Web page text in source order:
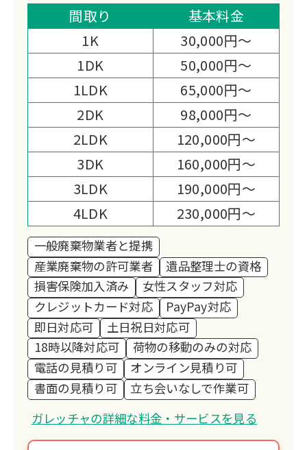
まったお品物をお任せいただけるよう、
『遺品整理士認定協会』の認可を受けた
プロのスタッフが遺品整理・生前整理の
お手伝いをさせていただきます。
また、リサイクルショップの運営等、幅
広い販路を活かした買取品目の多さや買
取価格は多くのお客様から高い満足度を
いただいております。
間取り
基本料金
1K
30,000円～
1DK
50,000円～
1LDK
65,000円～
2DK
98,000円～
2LDK
120,000円～
3DK
160,000円～
3LDK
190,000円～
4LDK
230,000円～
一般廃棄物業者と提携
産業廃棄物の許可業者
遺品整理士の資格
損害保険加入済み
女性スタッフ対応
クレジットカード対応
PayPay対応
即日対応可
土日祝日対応可
18時以降対応可
荷物の移動のみの対応
電話の見積り可
オンライン見積り可
書面の見積り可
立ち会いなしで作業可
ガレッチャの詳細な料金・サービスを見る